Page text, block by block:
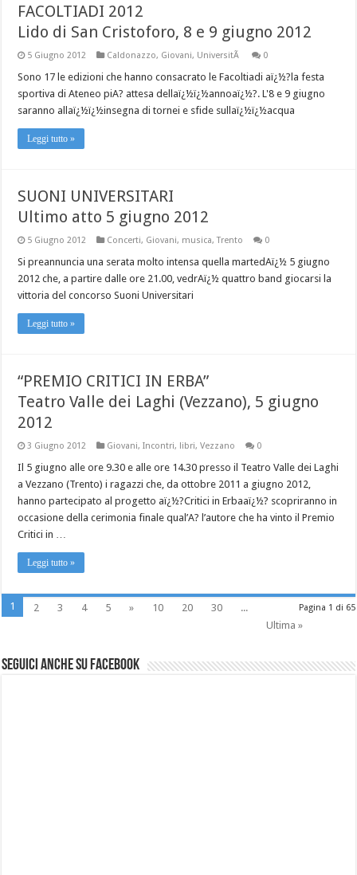
FACOLTIADI 2012
Lido di San Cristoforo, 8 e 9 giugno 2012
5 Giugno 2012 Caldonazzo, Giovani, UniversitÃ 0
Sono 17 le edizioni che hanno consacrato le Facoltiadi aï¿½?la festa
sportiva di Ateneo piA? attesa dellaï¿½ï¿½annoaï¿½?. L'8 e 9 giugno
saranno allaï¿½ï¿½insegna di tornei e sfide sullaï¿½ï¿½acqua
Leggi tutto »
SUONI UNIVERSITARI
Ultimo atto 5 giugno 2012
5 Giugno 2012 Concerti, Giovani, musica,Trento 0
Si preannuncia una serata molto intensa quella martedAï¿½ 5 giugno
2012 che, a partire dalle ore 21.00, vedrAï¿½ quattro band giocarsi la
vittoria del concorso Suoni Universitari
Leggi tutto »
“PREMIO CRITICI IN ERBA”
Teatro Valle dei Laghi (Vezzano), 5 giugno
2012
3 Giugno 2012 Giovani,Incontri, libri,Vezzano 0
Il 5 giugno alle ore 9.30 e alle ore 14.30 presso il Teatro Valle dei Laghi
a Vezzano (Trento) i ragazzi che, da ottobre 2011 a giugno 2012,
hanno partecipato al progetto aï¿½?Critici in Erbaaï¿½? scopriranno in
occasione della cerimonia finale qual’A? l’autore che ha vinto il Premio
Critici in …
Leggi tutto »
Pagina 1 di 65
1 2 3 4 5 » 10 20 30
...
Ultima »
Seguici anche su Facebook